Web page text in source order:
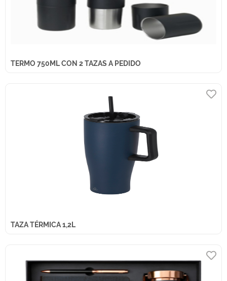
TERMO 750ML CON 2 TAZAS A PEDIDO
TAZA TÉRMICA 1,2L